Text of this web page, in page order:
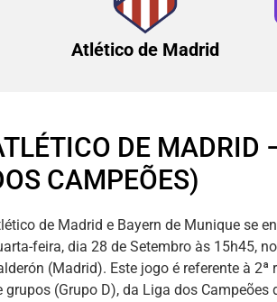
Atlético de Madrid
DE MADRID
CAMPEÕES)
de Madrid e Bayern de Munique se
feira, dia 28 de Setembro às 15h45,
(Madrid). Este jogo é referente à 2ª
grupos (Grupo D), da Liga dos Campeões